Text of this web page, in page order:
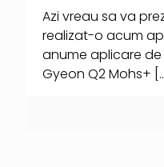
Azi vreau sa va
realizat-o acum
anume aplicare
Gyeon Q2 Mohs+